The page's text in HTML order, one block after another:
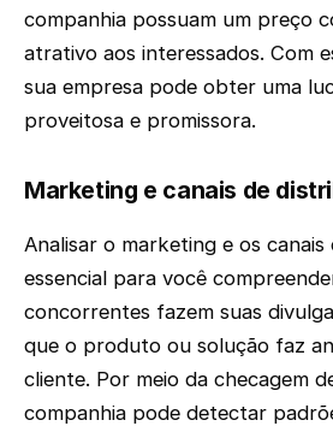
companhia possuam um preço
atrativo aos interessados. Com
sua empresa pode obter uma
proveitosa e promissora.
Marketing e canais de
Analisar o marketing e os
essencial para você
concorrentes fazem suas
que o produto ou solução faz
cliente. Por meio da checagem
companhia pode detectar